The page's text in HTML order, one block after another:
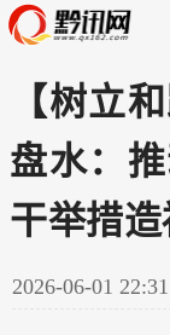
【树立
盘水：
干举措
2026-06-01 22:31